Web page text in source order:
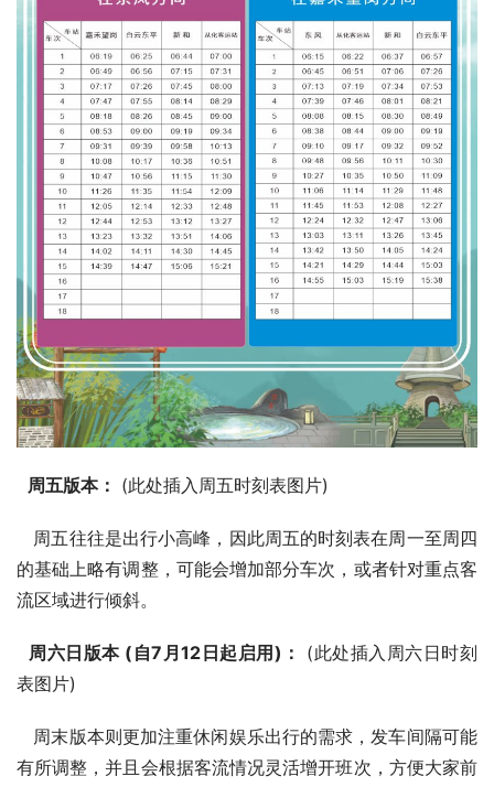
周五版本： (此处插入周五时刻表图片)
的基础上略有调整，可能会增加部分车次，或者针对重点客
流区域进行倾斜。
周六日版本 (自7月12日起启用)：
(此处插入周六日时刻
表图片)
有所调整，并且会根据客流情况灵活增开班次，方便大家前